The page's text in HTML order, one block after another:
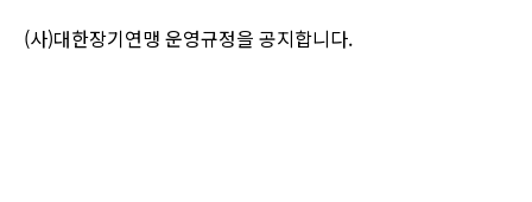
(사)대한장기연맹 운영규정을 공지합니다.